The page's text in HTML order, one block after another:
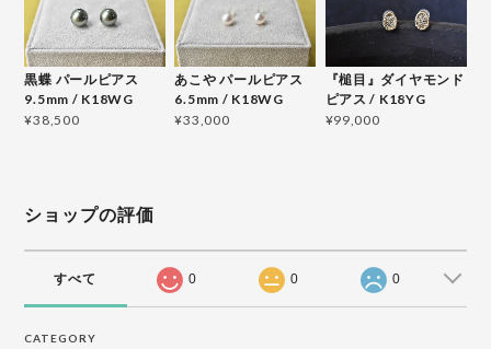
黒蝶 パールピアス
9.5mm / K18WG
¥38,500
あこや パールピアス
6.5mm / K18WG
¥33,000
『槌目』ダイヤモンド
ピアス / K18YG
¥99,000
ショップの評価
すべて 0 0 0
CATEGORY